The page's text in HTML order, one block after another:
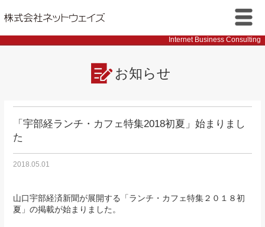
メニ
ュー
Internet Business Consulting
お知らせ
「宇部経ランチ・カフェ特集2018初夏」始まりまし
た
2018.05.01
山口宇部経済新聞が展開する「ランチ・カフェ特集２０１８初
夏」の掲載が始まりました。